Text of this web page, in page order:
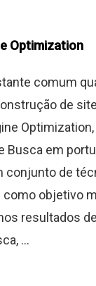
Optimization
comum
de
Busca em
conjunto de
objetivo
resultados
...